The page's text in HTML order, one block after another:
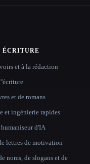
ÉCRITURE
et à la rédaction
et de romans
et ingénierie rapides
d'IA
lettres de motivation
noms, de slogans et de